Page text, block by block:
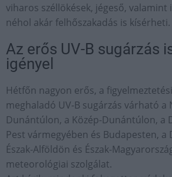
viharos széllökések, jégeső, valamint
néhol akár felhőszakadás is kísérheti.
Az erős UV-B sugárzás
igényel
Hétfőn nagyon erős, a
meghaladó UV-B sugárzás várható a
Dunántúlon, a Közép-Dunántúlon, a
Pest vármegyében és Budapesten, a
Észak-Alföldön és Észak-
meteorológiai szolgálat.